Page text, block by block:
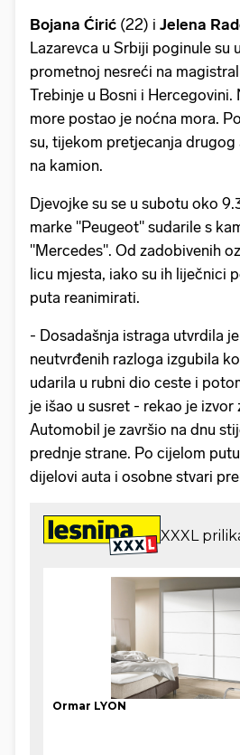
Bojana Ćirić (22) i Jelena
Lazarevca u Srbiji poginule su
prometnoj nesreći na
Trebinje u Bosni i Hercegovini.
more postao je noćna mora.
su, tijekom pretjecanja
na kamion.
Djevojke su se u subotu oko
marke "Peugeot" sudarile s
"Mercedes". Od zadobivenih
licu mjesta, iako su ih liječnici
puta reanimirati.
- Dosadašnja istraga utvrdila
neutvrđenih razloga izgubila
udarila u rubni dio ceste i
je išao u susret - rekao je izvor
Automobil je završio na dnu
prednje strane. Po cijelom
dijelovi auta i osobne stvari